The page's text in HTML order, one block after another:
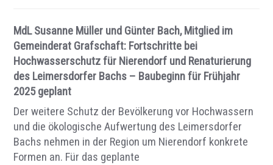
MdL Susanne Müller und Günter Bach, Mitglied im
Gemeinderat Grafschaft: Fortschritte bei
Hochwasserschutz für Nierendorf und Renaturierung
des Leimersdorfer Bachs – Baubeginn für Frühjahr
2025 geplant
Der weitere Schutz der Bevölkerung vor Hochwassern
und die ökologische Aufwertung des Leimersdorfer
Bachs nehmen in der Region um Nierendorf konkrete
Formen an. Für das geplante